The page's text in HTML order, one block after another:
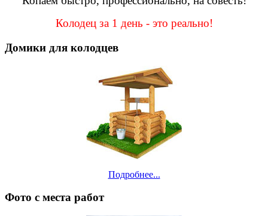
Колодец за 1 день - это реально!
Домики для колодцев
Подробнее...
Фото с места работ